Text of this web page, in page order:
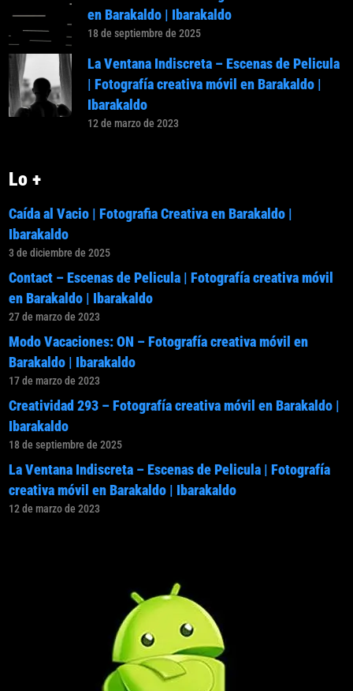
en Barakaldo | Ibarakaldo
18 de septiembre de 2025
La Ventana Indiscreta – Escenas de Pelicula
| Fotografía creativa móvil en Barakaldo |
Ibarakaldo
12 de marzo de 2023
Lo +
Caída al Vacio | Fotografia Creativa en Barakaldo |
Ibarakaldo
3 de diciembre de 2025
Contact – Escenas de Pelicula | Fotografía creativa móvil
en Barakaldo | Ibarakaldo
27 de marzo de 2023
Modo Vacaciones: ON – Fotografía creativa móvil en
Barakaldo | Ibarakaldo
17 de marzo de 2023
Creatividad 293 – Fotografía creativa móvil en Barakaldo |
Ibarakaldo
18 de septiembre de 2025
La Ventana Indiscreta – Escenas de Pelicula | Fotografía
creativa móvil en Barakaldo | Ibarakaldo
12 de marzo de 2023